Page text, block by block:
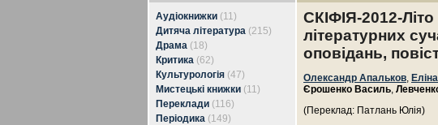
Аудіокнижки (11)
Дитяча література (215)
Драма (18)
Критика (62)
Культурологія (47)
Мистецькі книжки (11)
Переклади (116)
Періодика (149)
СКІФІЯ-2012-
літературних
оповідань,
Олександр Апальков,
Єрошенко Василь,
(Переклад: Патлань Юлія)